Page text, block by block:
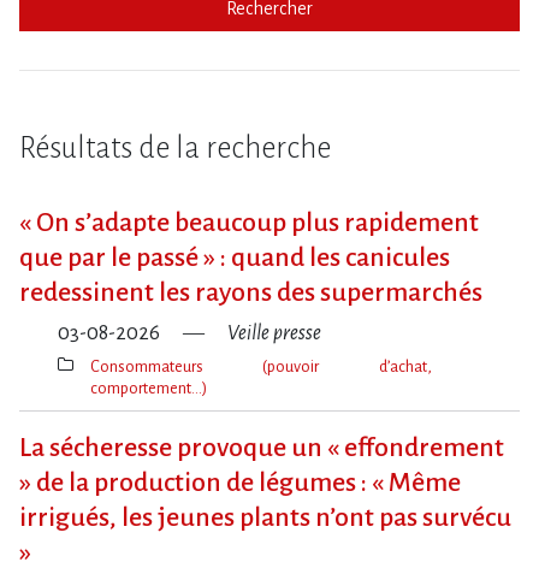
Rechercher
Résultats de la recherche
« On s​‌’adapte beaucoup plus rapidement
que par le passé » : quand les canicules
redessinent les rayons des supermarchés
03-08-2026 Veille presse
Thèmes(s)
Consommateurs (pouvoir d’achat,
comportement…)
La sécheresse provoque un « effondrement
» de la production de légumes : « Même
irrigués, les jeunes plants n’ont pas survécu
»